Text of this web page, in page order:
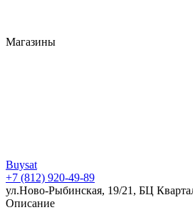
Магазины
Buysat
+7 (812) 920-49-89
ул.Ново-Рыбинская, 19/21, БЦ
Описание